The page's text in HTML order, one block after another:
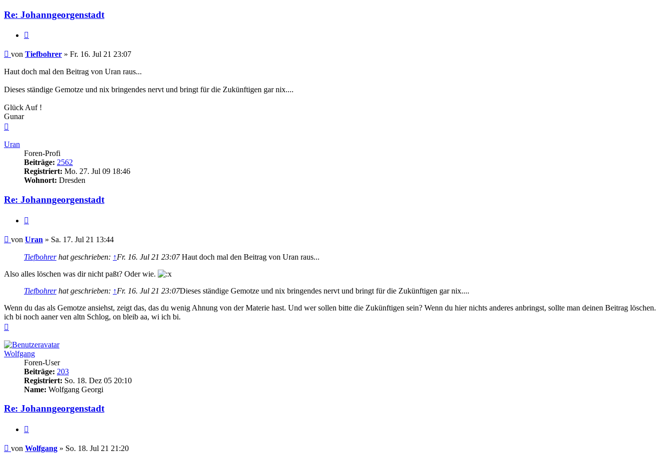
Re: Johanngeorgenstadt
Beitrag
von Tiefbohrer » Fr. 16. Jul 21 23:07
Haut doch mal den Beitrag von Uran raus...
Dieses ständige Gemotze und nix bringendes nervt und bringt für die Zukünftigen gar nix....
Glück Auf !
Gunar
Uran
Foren-Profi
Beiträge: 2562
Registriert: Mo. 27. Jul 09 18:46
Wohnort: Dresden
Re: Johanngeorgenstadt
Beitrag
von Uran » Sa. 17. Jul 21 13:44
Tiefbohrerhat geschrieben: ↑Fr. 16. Jul 21 23:07Haut doch mal den Beitrag von Uran raus...
Also alles löschen was dir nicht paßt? Oder wie.
Tiefbohrerhat geschrieben: ↑Fr. 16. Jul 21 23:07Dieses ständige Gemotze und nix bringendes nervt und bringt für die Zukünftigen gar nix....
Wenn du das als Gemotze ansiehst, zeigt das, das du wenig Ahnung von der Materie hast. Und wer sollen bitte die Zukünftigen sein? Wenn du hier nichts anderes anbringst, sollte man deinen Beitrag löschen.
ich bi noch aaner ven altn Schlog, on bleib aa, wi ich bi.
Wolfgang
Foren-User
Beiträge: 203
Registriert: So. 18. Dez 05 20:10
Name: Wolfgang Georgi
Re: Johanngeorgenstadt
Beitrag
von Wolfgang » So. 18. Jul 21 21:20